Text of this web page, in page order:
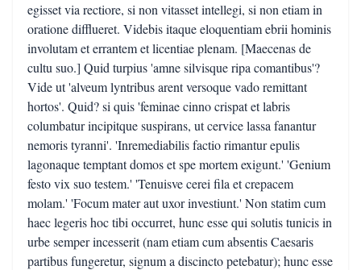
egisset via rectiore, si non vitasset intellegi, si non etiam in
oratione difflueret. Videbis itaque eloquentiam ebrii hominis
involutam et errantem et licentiae plenam. [Maecenas de
cultu suo.] Quid turpius 'amne silvisque ripa comantibus'?
Vide ut 'alveum lyntribus arent versoque vado remittant
hortos'. Quid? si quis 'feminae cinno crispat et labris
columbatur incipitque suspirans, ut cervice lassa fanantur
nemoris tyranni'. 'Inremediabilis factio rimantur epulis
lagonaque temptant domos et spe mortem exigunt.' 'Genium
festo vix suo testem.' 'Tenuisve cerei fila et crepacem
molam.' 'Focum mater aut uxor investiunt.' Non statim cum
haec legeris hoc tibi occurret, hunc esse qui solutis tunicis in
urbe semper incesserit (nam etiam cum absentis Caesaris
partibus fungeretur, signum a discincto petebatur); hunc esse